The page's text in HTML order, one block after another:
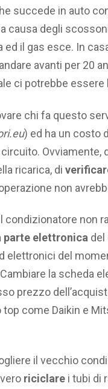
succede in auto
causa degli
ed il gas esce. In
avanti per 20
ci potrebbe
chi fa questo
) ed ha un costo
ricarica, di
non
condizionatore non
parte elettronica del
elettronici del
la scheda
prezzo
come Daikin e
il vecchio
riciclare i tubi di